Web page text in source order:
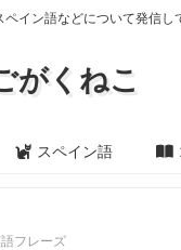
ペイン語などについて発信し
がくねこ
スペイン語
フレーズ